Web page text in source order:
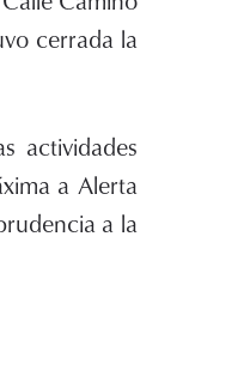
cerrada la
actividades
a Alerta
a la